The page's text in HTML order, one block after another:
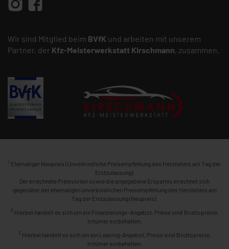
Wir sind Mitglied beim BVfK und arbeiten mit unserem
Partner, der Kfz-Meisterwerkstatt Kirschmann, zusammen.
1 Ehemaliger Neupreis (Unverbindliche Preisempfehlung des Herstellers am Tag der
Erstzulassung).
Der errechnete Preisvorteil sowie die angegebene Ersparnis errechnet sich
gegenüber der ehemaligen unverbindlichen Preisempfehlung des Herstellers am
Tag der Erstzulassung (Neupreis).
2 Hierbei handelt es sich um ein Finanzierungs-Angebot. Preise sind Bruttopreise.
Irrtümer vorbehalten.
3 Hierbei handelt es sich um ein Leasing-Angebot. Preise sind Bruttopreise.
Irrtümer vorbehalten.